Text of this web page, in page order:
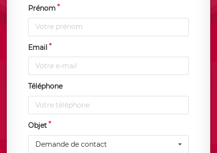
Prénom
Email
Téléphone
Objet
Demande de contact